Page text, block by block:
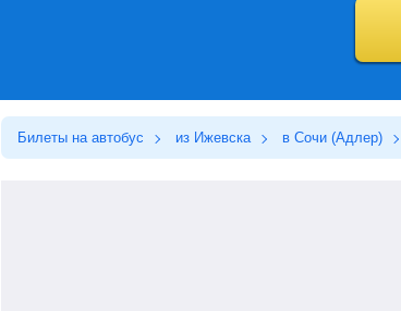
Билеты на автобус из Ижевска в Сочи (Адлер)